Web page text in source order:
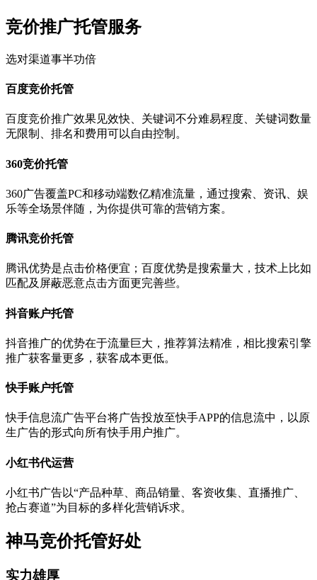
竞价推广托管服务
选对渠道事半功倍
百度竞价托管
百度竞价推广效果见效快、关键词不分难易程度、关键词数量
无限制、排名和费用可以自由控制。
360竞价托管
360广告覆盖PC和移动端数亿精准流量，通过搜索、资讯、娱
乐等全场景伴随，为你提供可靠的营销方案。
腾讯竞价托管
腾讯优势是点击价格便宜；百度优势是搜索量大，技术上比如
匹配及屏蔽恶意点击方面更完善些。
抖音账户托管
抖音推广的优势在于流量巨大，推荐算法精准，相比搜索引擎
推广获客量更多，获客成本更低。
快手账户托管
快手信息流广告平台将广告投放至快手APP的信息流中，以原
生广告的形式向所有快手用户推广。
小红书代运营
小红书广告以“产品种草、商品销量、客资收集、直播推广、
抢占赛道”为目标的多样化营销诉求。
神马竞价托管好处
实力雄厚